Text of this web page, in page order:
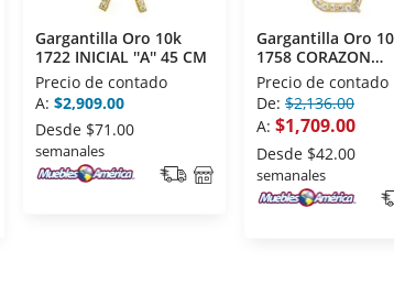
Gargantilla Oro 10k
1722 INICIAL ''A'' 45 CM
Precio de contado
A: $2,909.00
Desde $71.00
semanales
Gargantilla Oro
1758 CORAZON
CIRCONIAS 45 CM
Precio de contado
De: $2,136.00
A: $1,709.00
Desde $42.00
semanales